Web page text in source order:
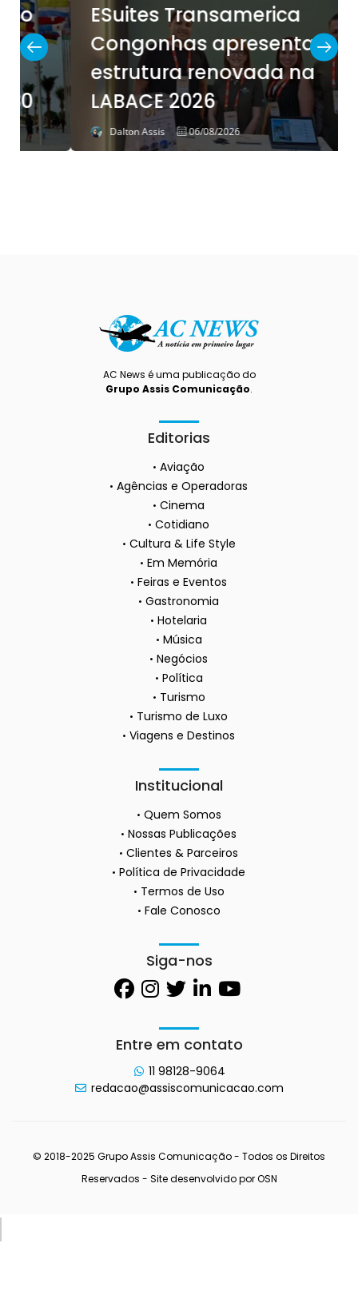
ESuites Transamerica
Congonhas apresenta
estrutura renovada na
LABACE 2026
Dalton Assis 06/08/2026
AC News é uma publicação do
Grupo Assis Comunicação.
Editorias
Aviação
Agências e Operadoras
Cinema
Cotidiano
Cultura & Life Style
Em Memória
Feiras e Eventos
Gastronomia
Hotelaria
Música
Negócios
Política
Turismo
Turismo de Luxo
Viagens e Destinos
Institucional
Quem Somos
Nossas Publicações
Clientes & Parceiros
Política de Privacidade
Termos de Uso
Fale Conosco
Siga-nos
Entre em contato
11 98128-9064
redacao@assiscomunicacao.com
© 2018-2025 Grupo Assis Comunicação - Todos os Direitos
Reservados - Site desenvolvido porOSN